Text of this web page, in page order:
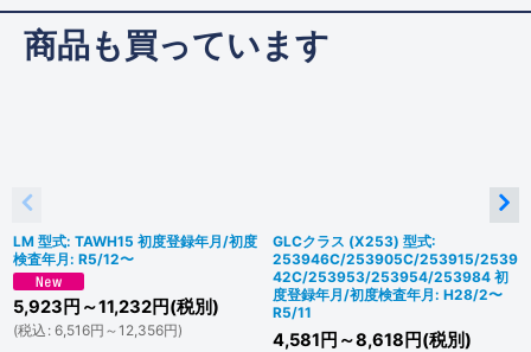
商品も買っています
LM 型式: TAWH15 初度登録年月/初度
検査年月: R5/12〜
5,923 円 ～11,232円(税別)
(税込 : 6,516円 ～12,356円)
GLCクラス (X253) 型式:
253946C/253905C/253915/2539
42C/253953/253954/253984 初
度登録年月/初度検査年月: H28/2〜
R5/11
4,581 円 ～8,618 円(税別)